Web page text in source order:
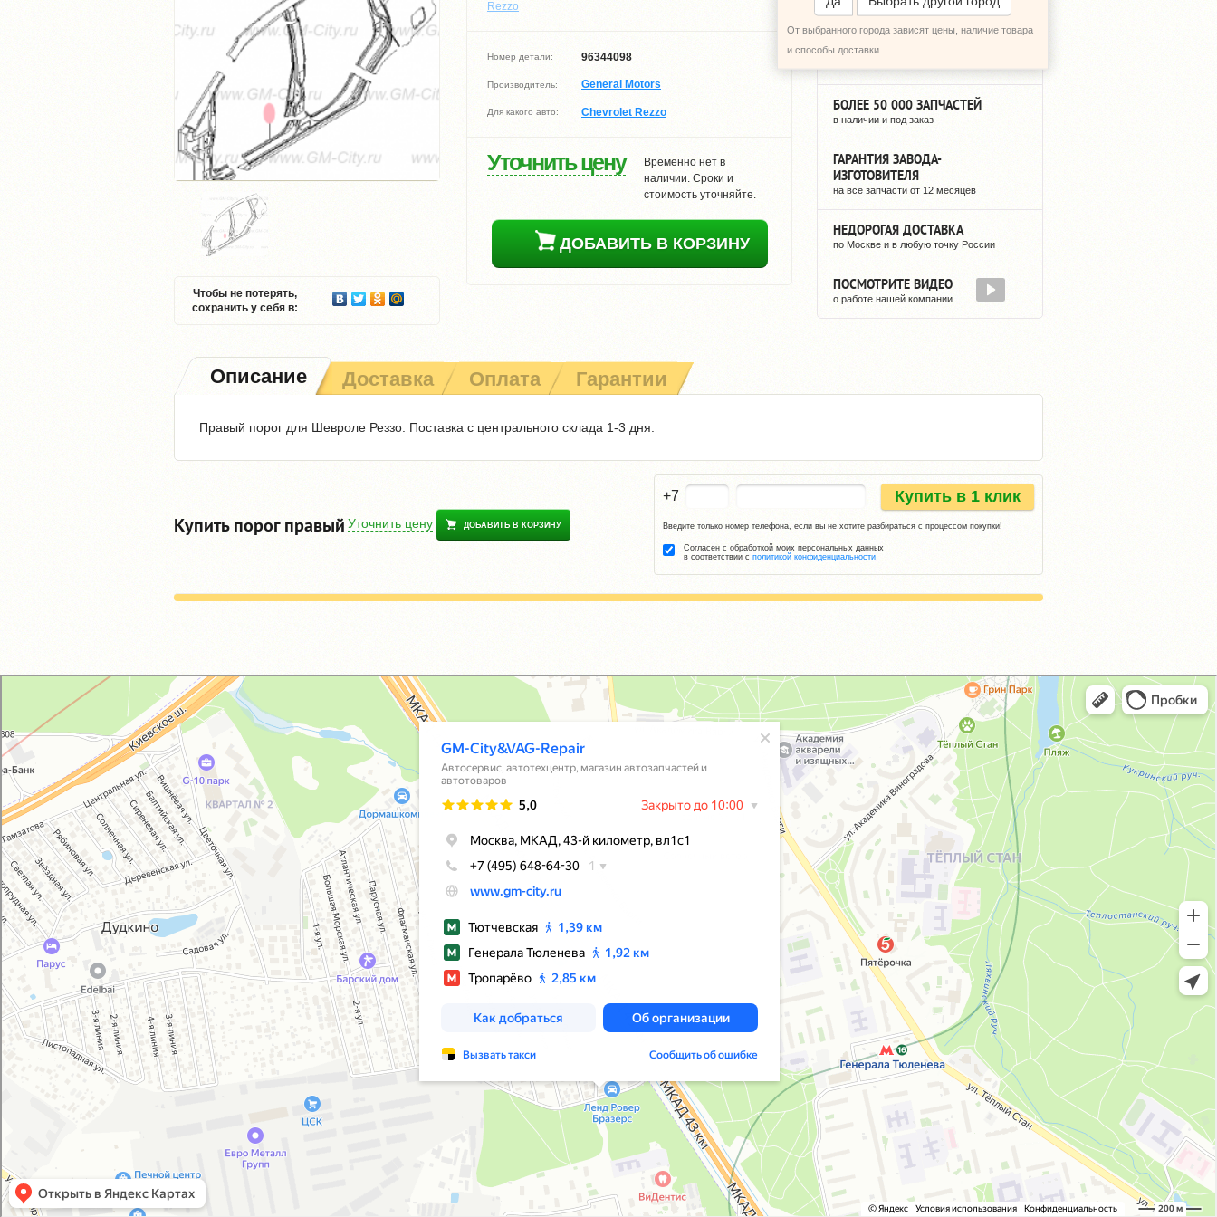
Rezzo
Чтобы не потерять,
сохранить у себя в:
Номер детали: 96344098
Производитель: General Motors
Для какого авто: Chevrolet Rezzo
Уточнить цену
Временно нет в
наличии. Сроки и
стоимость уточняйте.
ДОБАВИТЬ В КОРЗИНУ
От выбранного города зависят цены, наличие товара
и способы доставки12 ЛЕТ НА РЫНКЕ
БОЛЕЕ 50 000 ЗАПЧАСТЕЙ
в наличии и под заказ
ГАРАНТИЯ ЗАВОДА-
ИЗГОТОВИТЕЛЯ
на все запчасти от 12 месяцев
НЕДОРОГАЯ ДОСТАВКА
по Москве и в любую точку России
ПОСМОТРИТЕ ВИДЕО
о работе нашей компании
Описание Доставка Оплата Гарантии
Правый порог для Шевроле Реззо. Поставка с центрального склада 1-3 дня.
Купить порог правый Уточнить цену ДОБАВИТЬ В КОРЗИНУ
+7 Купить в 1 клик
Введите только номер телефона, если вы не хотите разбираться с процессом покупки!
Согласен с обработкой моих персональных данных
в соответствии с политикой конфиденциальности
GM-City&VAG-Repair
Автосервис, автотехцентр в Москве
Магазин автозапчастей и автотоваров в Москве